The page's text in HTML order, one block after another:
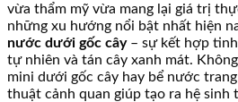
vừa thẩm mỹ vừa mang lại giá trị
những xu hướng nổi bật nhất hiện
nước dưới gốc cây– sự kết hợp
tự nhiên và tán cây xanh mát.
mini dưới gốc cây hay bể nước
thuật cảnh quan giúp tạo ra hệ sinh